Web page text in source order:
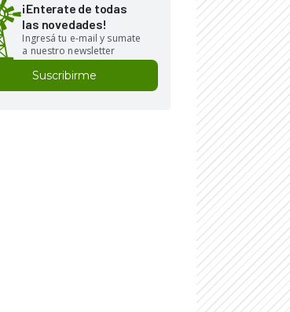
¡Enterate de todas
las novedades!
Ingresá tu e-mail y sumate
a nuestro newsletter
Suscribirme